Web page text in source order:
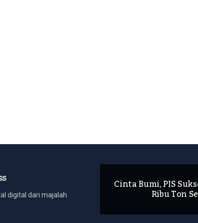
digital dari majalah
Cinta Bumi, PIS
Ribu Ton